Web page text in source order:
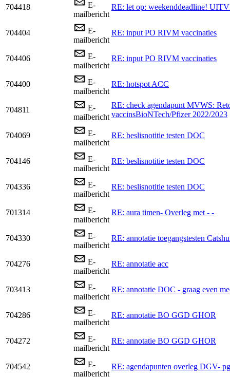
704418
E-
mailbericht
RE: let op: weekenddeadline!
704404
E-
mailbericht
RE: input PO RIVM vaccinaties
704406
E-
mailbericht
RE: input PO RIVM vaccinaties
704400
E-
mailbericht
RE: hotspot ACC
704811
E-
mailbericht
RE: check agendapunt MVWS:
vaccinsBioNTech/Pfizer 2022/2023
704069
E-
mailbericht
RE: beslisnotitie testen DOC
704146
E-
mailbericht
RE: beslisnotitie testen DOC
704336
E-
mailbericht
RE: beslisnotitie testen DOC
701314
E-
mailbericht
RE: aura timen- Overleg met - -
704330
E-
mailbericht
RE: annotatie toegangstesten
704276
E-
mailbericht
RE: annotatie acc
703413
E-
mailbericht
RE: annotatie DOC - graag even
704286
E-
mailbericht
RE: annotatie BO GGD GHOR
704272
E-
mailbericht
RE: annotatie BO GGD GHOR
704542
E-
mailbericht
RE: agendapunten overleg DGV-